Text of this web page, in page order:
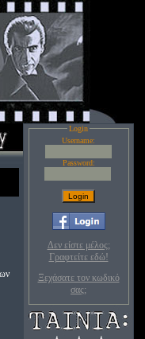
Login
Username:
Password:
Δεν είστε μέλος;
Γραφτείτε εδώ!
Ξεχάσατε τον κωδικό
σας;